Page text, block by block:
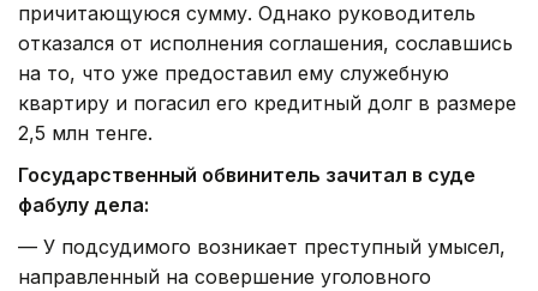
причитающуюся сумму. Однако руководитель
отказался от исполнения соглашения, сославшись
на то, что уже предоставил ему служебную
квартиру и погасил его кредитный долг в размере
2,5 млн тенге.
Государственный обвинитель зачитал в суде
фабулу дела:
— У подсудимого возникает преступный умысел,
направленный на совершение уголовного